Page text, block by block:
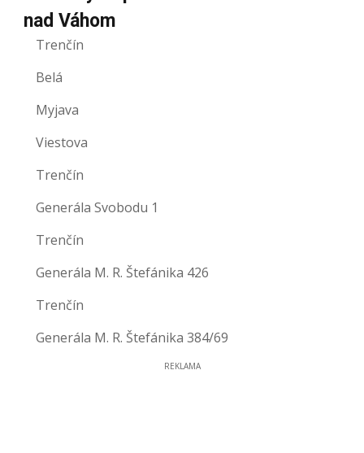
nad Váhom
Trenčín
Belá
Myjava
Viestova
Trenčín
Generála Svobodu 1
Trenčín
Generála M. R. Štefánika 426
Trenčín
Generála M. R. Štefánika 384/69
REKLAMA